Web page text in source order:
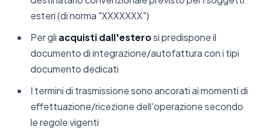
esteri (di norma "XXXXXXX")
Per gli acquisti dall'esterosi predispone il
documento di integrazione/autofattura con i tipi
documento dedicati
I termini di trasmissione sono ancorati ai momenti di
effettuazione/ricezione dell'operazione secondo
le regole vigenti